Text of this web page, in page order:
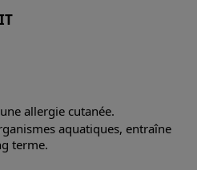
allergie cutanée.
aquatiques, entraîne
terme.